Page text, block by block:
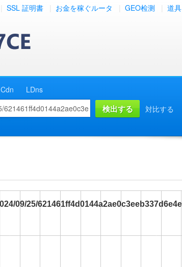
SSL 証明書 お金を稼ぐルータ GEO检测 道具
Cdn
LDns
対比する